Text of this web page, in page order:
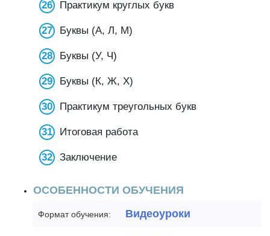
Практикум круглых букв
Буквы (А, Л, М)
Буквы (У, Ч)
Буквы (К, Ж, Х)
Практикум треугольных букв
Итоговая работа
Заключение
ОСОБЕННОСТИ ОБУЧЕНИЯ
Формат обучения: Видеоуроки